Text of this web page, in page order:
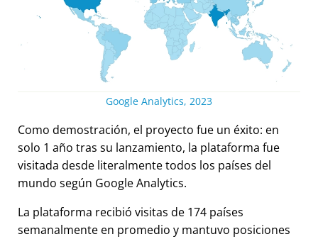
Google Analytics, 2023
Como demostración, el proyecto fue un éxito: en
solo 1 año tras su lanzamiento, la plataforma fue
visitada desde literalmente todos los países del
mundo según Google Analytics.
La plataforma recibió visitas de 174 países
semanalmente en promedio y mantuvo posiciones